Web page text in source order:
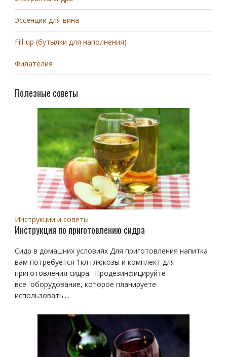
Эссенции для вина
Fill-up (бутылки для наполнения)
Филателия
Полезные советы
Инструкции и советы
Инструкция по приготовлению сидра
Сидр в домашних условиях Для приготовления напитка
вам потребуется 1кл глюкозы и комплект для
приготовления сидра. Продезинфицируйте
все оборудование, которое планируете
использовать....